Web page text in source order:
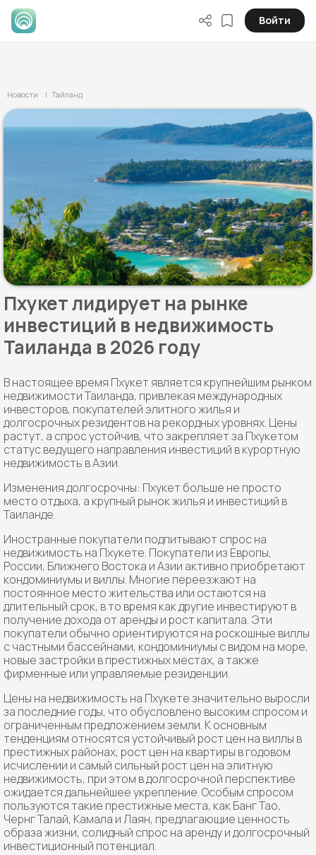
Войти
Новости | Тайланд
Пхукет лидирует на рынке
инвестиций в недвижимость
Таиланда в 2026 году
В настоящее время Пхукет является крупнейшим рынком
недвижимости Таиланда, привлекая международных
инвесторов, покупателей элитного жилья и
долгосрочных резидентов на рекордных уровнях. Цены
растут, а спрос устойчив, что закрепляет за Пхукетом
статус ведущего направления инвестиций в курортную
недвижимость в Азии.
Изменения долгосрочны: Пхукет больше не просто
место отдыха, а крупный рынок жилья и инвестиций в
Таиланде.
Иностранные покупатели подпитывают спрос на
недвижимость на Пхукете. Покупатели из Европы,
России, Ближнего Востока и Азии активно приобретают
кондоминиумы и виллы. Многие переезжают на
постоянное место жительства или остаются на
длительный срок, в то время как другие инвестируют в
получение дохода от аренды и рост капитала. Эти
покупатели обычно ориентируются на роскошные виллы
с частными бассейнами, кондоминиумы с видом на море,
новые застройки в престижных местах, а также
фирменные или управляемые резиденции.
Цены на недвижимость на Пхукете значительно выросли
за последние годы, что обусловлено высоким спросом и
ограниченным предложением земли. К основным
тенденциям относятся устойчивый рост цен на виллы в
престижных районах, рост цен на квартиры в годовом
исчислении и самый сильный рост цен на элитную
недвижимость, при этом в долгосрочной перспективе
ожидается дальнейшее укрепление. Особым спросом
пользуются такие престижные места, как Банг Тао,
Чернг Талай, Камала и Лаян, предлагающие ценность
образа жизни, солидный спрос на аренду и долгосрочный
инвестиционный потенциал.